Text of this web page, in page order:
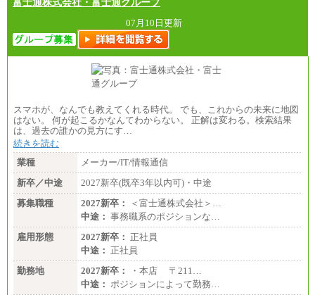
富士通株式会社・富士通グループ
07月10日更新
スマホが、なんでも教えてくれる時代。 でも、これからの未来に地図
はない。 何が起こるかなんてわからない。 正解は変わる。検索結果
は、過去の誰かの見方にす…
続きを読む
業種
メーカー/IT/情報通信
新卒／中途
2027新卒(既卒3年以内可)・中途
募集職種
2027新卒：
＜富士通株式会社＞…
中途： 事務職系のポジションな…
雇用形態
2027新卒： 正社員
中途： 正社員
勤務地
2027新卒：
・本店 〒211…
中途： ポジションによって勤務…